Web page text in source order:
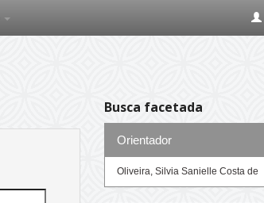
Busca facetada
Orientador
Oliveira, Silvia Sanielle Costa de